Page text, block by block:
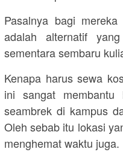
Pasalnya bagi
adalah alternatif
sementara sembaru
Kenapa harus sewa
ini sangat membantu
seambrek di kampus
Oleh sebab itu lokasi
menghemat waktu juga.